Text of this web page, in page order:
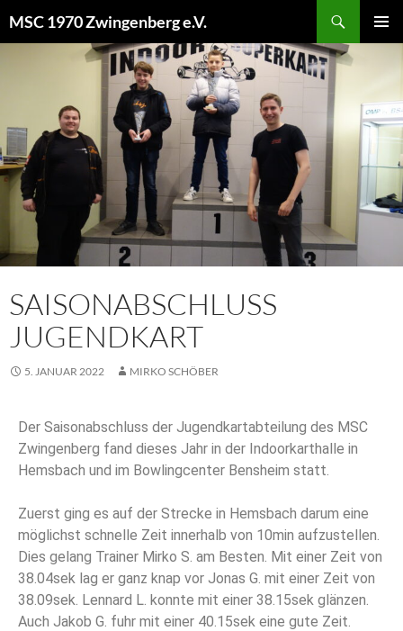
MSC 1970 Zwingenberg e.V.
SAISONABSCHLUSS
JUGENDKART
5. JANUAR 2022 MIRKO SCHÖBER
Der Saisonabschluss der Jugendkartabteilung des MSC
Zwingenberg fand dieses Jahr in der Indoorkarthalle in
Hemsbach und im Bowlingcenter Bensheim statt.
Zuerst ging es auf der Strecke in Hemsbach darum eine
möglichst schnelle Zeit innerhalb von 10min aufzustellen.
Dies gelang Trainer Mirko S. am Besten. Mit einer Zeit von
38.04sek lag er ganz knap vor Jonas G. mit einer Zeit von
38.09sek. Lennard L. konnte mit einer 38.15sek glänzen.
Auch Jakob G. fuhr mit einer 40.15sek eine gute Zeit.